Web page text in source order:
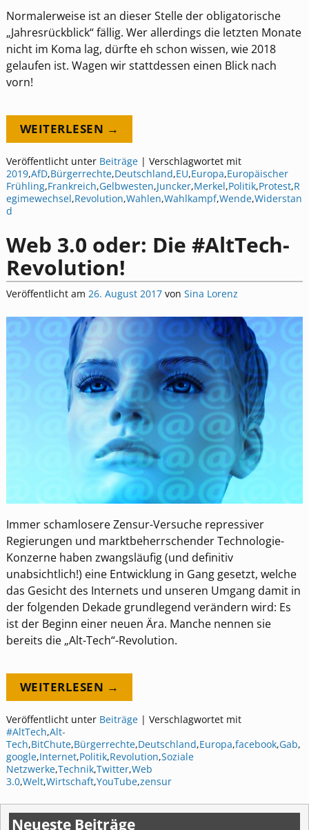
Normalerweise ist an dieser Stelle der obligatorische
„Jahresrückblick“ fällig. Wer allerdings die letzten Monate
nicht im Koma lag, dürfte eh schon wissen, wie 2018
gelaufen ist. Wagen wir stattdessen einen Blick nach
vorn!
WEITERLESEN →
Veröffentlicht unter Beiträge| Verschlagwortet mit
2019,AfD,Bürgerrechte,Deutschland,EU,Europa,Europäischer
Frühling,Frankreich,Gelbwesten,Juncker,Merkel,Politik,Protest,R
egimewechsel,Revolution,Wahlen,Wahlkampf,Wende,Widerstan
d
Web 3.0 oder: Die #AltTech-
Revolution!
Veröffentlicht am 26. August 2017 von Sina Lorenz
Immer schamlosere Zensur-Versuche repressiver
Regierungen und marktbeherrschender Technologie-
Konzerne haben zwangsläufig (und definitiv
unabsichtlich!) eine Entwicklung in Gang gesetzt, welche
das Gesicht des Internets und unseren Umgang damit in
der folgenden Dekade grundlegend verändern wird: Es
ist der Beginn einer neuen Ära. Manche nennen sie
bereits die „Alt-Tech“-Revolution.
WEITERLESEN →
Veröffentlicht unter Beiträge| Verschlagwortet mit
#AltTech,Alt-
Tech,BitChute,Bürgerrechte,Deutschland,Europa,facebook,Gab,
google,Internet,Politik,Revolution,Soziale
Netzwerke,Technik,Twitter,Web
3.0,Welt,Wirtschaft,YouTube,zensur
Neueste Beiträge